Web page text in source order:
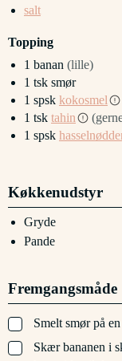
salt
Topping
1 banan (lille)
1 tsk smør
1 spsk kokosmel
1 tsk tahin
1 spsk
Køkkenudstyr
Gryde
Pande
Fremgangsmåde
▢
Smelt smør på
▢
Skær bananen i